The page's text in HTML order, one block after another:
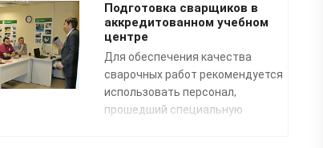
Подготовка сварщиков в
аккредитованном учебном
центре
Для обеспечения качества
сварочных работ рекомендуется
использовать персонал,
прошедший специальную